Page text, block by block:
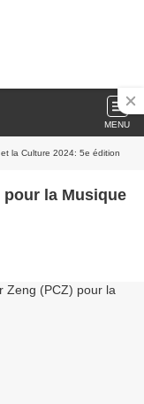
MENU
la Culture 2024: 5e édition
pour la Musique